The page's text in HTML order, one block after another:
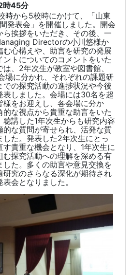
時45分
時から5校時にかけて、「山東
発表会」を開催しました。開会
ら挨拶をいただき、その後、一
Directorの小川悠様か
む心構えや、助言を研究の発展
ントについてのコメントをいた
、 2年次生が教室や図書館、
場に分かれ、それぞれの課題研
での探究活動の進捗状況や今後
しました。会場には30名を超
様をお迎えし、各会場に分か
な視点から貴重な助言をいた
聴講した1年次生からも研究内容
的な質問が寄せられ、活発な質
した。発表した2年次生にとっ
貴重な機会となり、 1年次生に
む探究活動への理解を深める有
た。 多くの助言や意見交換を
研究のさらなる深化が期待され
会となりました。